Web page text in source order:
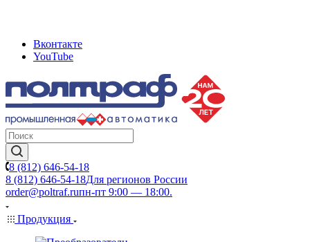
Вконтакте
YouTube
8 (812) 646-54-18
8 (812) 646-54-18Для регионов России
order@poltraf.ruпн-пт 9:00 — 18:00.
Продукция